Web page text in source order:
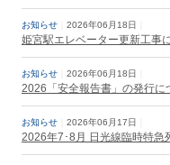
お知らせ 2026年06月18日
姫宮駅エレベーター更新工事
お知らせ 2026年06月18日
2026「安全報告書」の発行に
お知らせ 2026年06月17日
2026年7･8月 日光線臨時特急